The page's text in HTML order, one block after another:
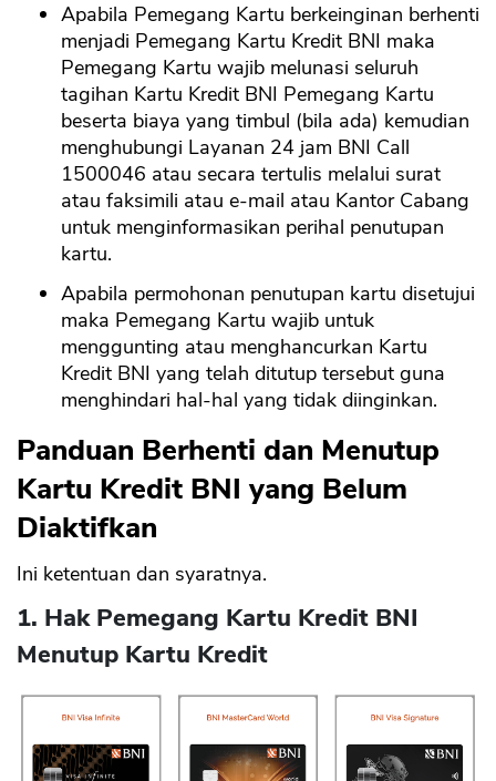
Apabila Pemegang Kartu berkeinginan berhenti
menjadi Pemegang Kartu Kredit BNI maka
Pemegang Kartu wajib melunasi seluruh
tagihan Kartu Kredit BNI Pemegang Kartu
beserta biaya yang timbul (bila ada) kemudian
menghubungi Layanan 24 jam BNI Call
1500046 atau secara tertulis melalui surat
atau faksimili atau e-mail atau Kantor Cabang
untuk menginformasikan perihal penutupan
kartu.
Apabila permohonan penutupan kartu disetujui
maka Pemegang Kartu wajib untuk
menggunting atau menghancurkan Kartu
Kredit BNI yang telah ditutup tersebut guna
menghindari hal-hal yang tidak diinginkan.
Panduan Berhenti dan Menutup
Kartu Kredit BNI yang Belum
Diaktifkan
Ini ketentuan dan syaratnya.
1. Hak Pemegang Kartu Kredit BNI
Menutup Kartu Kredit